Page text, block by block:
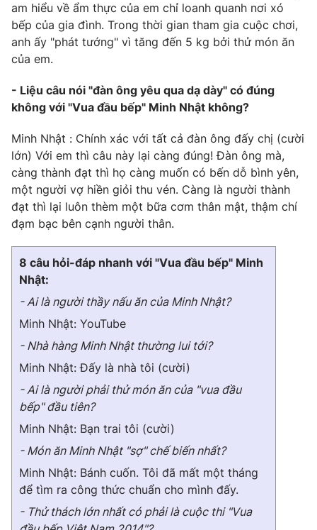
am hiểu về ẩm thực của em chỉ loanh quanh nơi xó
bếp của gia đình. Trong thời gian tham gia cuộc chơi,
anh ấy "phát tướng" vì tăng đến 5 kg bởi thử món ăn
của em.
- Liệu câu nói "đàn ông yêu qua dạ dày" có đúng
không với "Vua đầu bếp" Minh Nhật không?
Minh Nhật : Chính xác với tất cả đàn ông đấy chị (cười
lớn) Với em thì câu này lại càng đúng! Đàn ông mà,
càng thành đạt thì họ càng muốn có bến dỗ bình yên,
một người vợ hiền giỏi thu vén. Càng là người thành
đạt thì lại luôn thèm một bữa cơm thân mật, thậm chí
đạm bạc bên cạnh người thân.
8 câu hỏi-đáp nhanh với "Vua đầu bếp" Minh
Nhật:
- Ai là người thầy nấu ăn của Minh Nhật?
Minh Nhật: YouTube
- Nhà hàng Minh Nhật thường lui tới?
Minh Nhật: Đấy là nhà tôi (cười)
- Ai là người phải thử món ăn của "vua đầu
bếp" đầu tiên?
Minh Nhật: Bạn trai tôi (cười)
- Món ăn Minh Nhật "sợ" chế biến nhất?
Minh Nhật: Bánh cuốn. Tôi đã mất một tháng
để tìm ra công thức chuẩn cho mình đấy.
- Thử thách lớn nhất có phải là cuộc thi "Vua